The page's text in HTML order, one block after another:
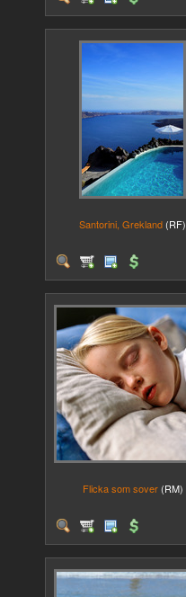
Santorini, Grekland (RF)
Flicka som sover (RM)